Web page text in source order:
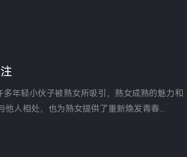
人相处，也为熟女提供了重新焕发青春...